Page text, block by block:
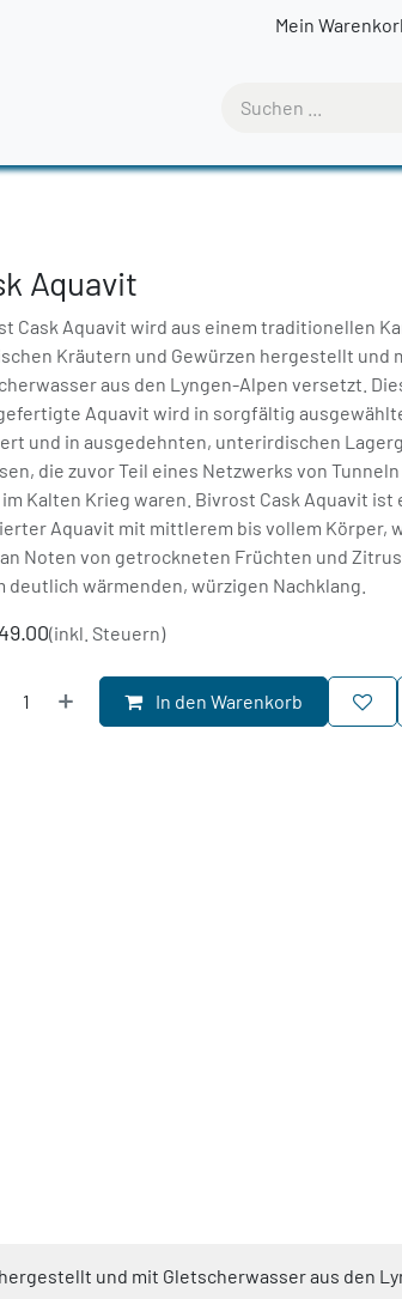
Mein
Aquavit
Cask Aquavit wird aus einem traditionellen
Kräutern und Gewürzen hergestellt und
aus den Lyngen-Alpen versetzt.
Aquavit wird in sorgfältig
und in ausgedehnten, unterirdischen
die zuvor Teil eines Netzwerks von Tunneln
im Kalten Krieg waren. Bivrost Cask Aquavit ist
Aquavit mit mittlerem bis vollem Körper,
Noten von getrockneten Früchten und
deutlich wärmenden, würzigen Nachklang.
49.00(inkl. Steuern)
In den Warenkorb
und mit Gletscherwasser aus den